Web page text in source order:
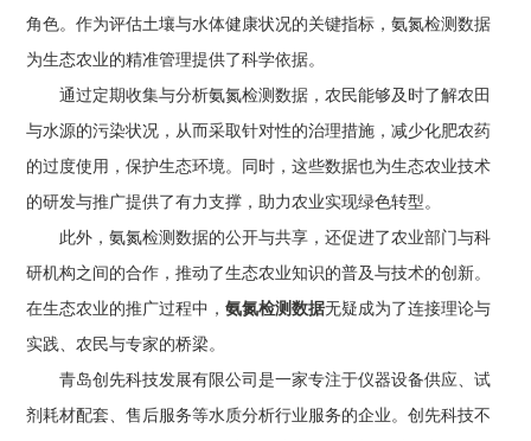
角色。作为评估土壤与水体健康状况的关键指标，氨氮检测数据
为生态农业的精准管理提供了科学依据。
通过定期收集与分析氨氮检测数据，农民能够及时了解农田
与水源的污染状况，从而采取针对性的治理措施，减少化肥农药
的过度使用，保护生态环境。同时，这些数据也为生态农业技术
的研发与推广提供了有力支撑，助力农业实现绿色转型。
此外，氨氮检测数据的公开与共享，还促进了农业部门与科
研机构之间的合作，推动了生态农业知识的普及与技术的创新。
在生态农业的推广过程中，氨氮检测数据无疑成为了连接理论与
实践、农民与专家的桥梁。
青岛创先科技发展有限公司是一家专注于仪器设备供应、试
剂耗材配套、售后服务等水质分析行业服务的企业。创先科技不